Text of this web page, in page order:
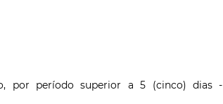
por período superior a 5 (cinco) dias ‑